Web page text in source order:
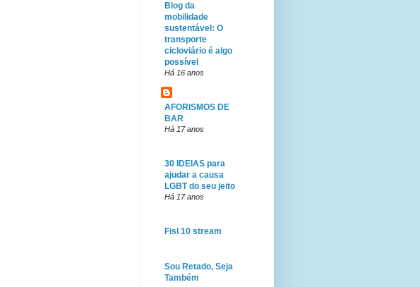
Blog da
mobilidade
sustentável: O
transporte
cicloviário é algo
possível
Há 16 anos
AFORISMOS DE
BAR
Há 17 anos
30 IDEIAS para
ajudar a causa
LGBT do seu jeito
Há 17 anos
Fisl 10 stream
Sou Retado, Seja
Também